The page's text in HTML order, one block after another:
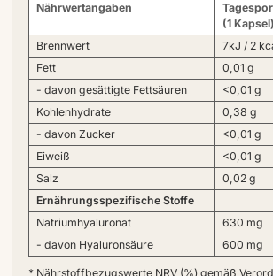
Nährwertangaben
(1 Kapsel)
Brennwert 7kJ / 2
Fett
0,01 g
- davon gesättigte Fettsäuren
<0,01 g
Kohlenhydrate
0,38 g
- davon Zucker
<0,01 g
Eiweiß
<0,01 g
Salz
0,02 g
Ernährungsspezifische Stoffe
Natriumhyaluronat
630 mg
- davon Hyaluronsäure
600 mg
* Nährstoffbezugswerte NRV (%) gemäß